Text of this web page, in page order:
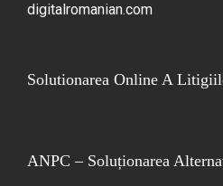
digitalromanian.com
Solutionarea Online A
ANPC – Soluționarea